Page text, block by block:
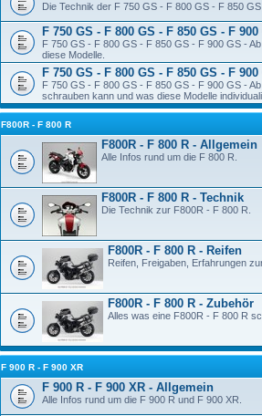
Die Technik der F 750 GS - F 800 GS - F 850
F 750 GS - F 800 GS - F 850 GS - F
F 750 GS - F 800 GS - F 850 GS - F 900 GS -
diese Modelle.
F 750 GS - F 800 GS - F 850 GS - F
F 750 GS - F 800 GS - F 850 GS - F 900 GS -
schrauben kann und was diese Modelle
F800R - F 800 R
F800R - F 800 R - Allgemein
Alle Infos rund um die F 800 R.
F800R - F 800 R - Technik
Die Technik zur F800R - F 800 R.
F800R - F 800 R - Reifen
Reifen, Freigaben, Erfahrungen
F800R - F 800 R - Zubehör
Alles was eine F800R - F 800 R
F 900 R - F 900 XR
F 900 R - F 900 XR - Allgemein
Alle Infos rund um die F 900 R und F 900 XR.